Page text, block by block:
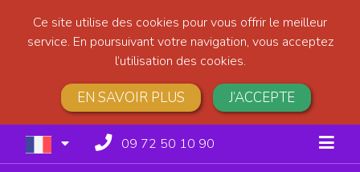
Ce site utilise des cookies pour vous offrir le meilleur
service. En poursuivant votre navigation, vous acceptez
l’utilisation des cookies.
EN SAVOIR PLUS J’ACCEPTE
09 72 50 10 90